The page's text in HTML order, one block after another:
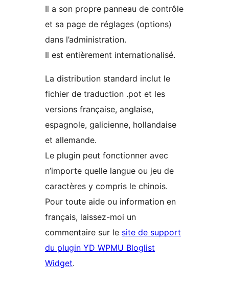
Il a son propre panneau de contrôle
et sa page de réglages (options)
dans l’administration.
Il est entièrement internationalisé.
La distribution standard inclut le
fichier de traduction .pot et les
versions française, anglaise,
espagnole, galicienne, hollandaise
et allemande.
Le plugin peut fonctionner avec
n’importe quelle langue ou jeu de
caractères y compris le chinois.
Pour toute aide ou information en
français, laissez-moi un
commentaire sur le site de support
du plugin YD WPMU Bloglist
Widget.